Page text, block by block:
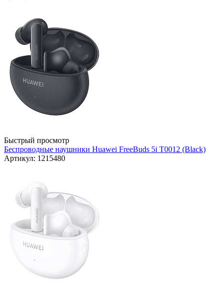
Быстрый просмотр
Беспроводные наушники Huawei FreeBuds 5i T0012 (Black)
Артикул: 1215480